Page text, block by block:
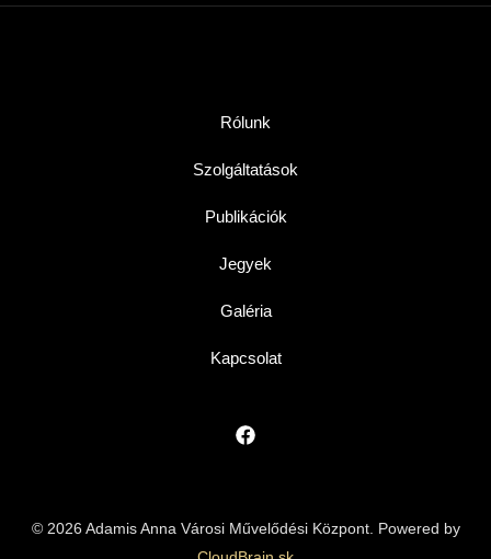
Rólunk
Szolgáltatások
Publikációk
Jegyek
Galéria
Kapcsolat
© 2026 Adamis Anna Városi Művelődési Központ. Powered by